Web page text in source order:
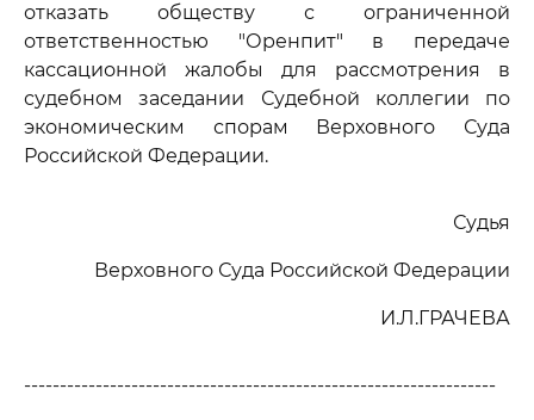
отказать обществу с ограниченной
ответственностью "Оренпит" в передаче
кассационной жалобы для рассмотрения в
судебном заседании Судебной коллегии по
экономическим спорам Верховного Суда
Российской Федерации.
Судья
Верховного Суда Российской Федерации
И.Л.ГРАЧЕВА
------------------------------------------------------------------